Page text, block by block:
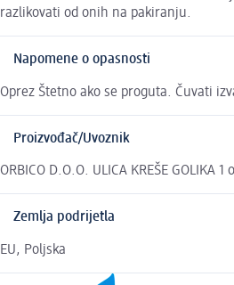
razlikovati od onih na pakiranju.
Napomene o opasnosti
Oprez Štetno ako se proguta. Čuvati
Proizvođač/Uvoznik
ORBICO D.O.O. ULICA KREŠE GOLIKA
Zemlja podrijetla
EU, Poljska